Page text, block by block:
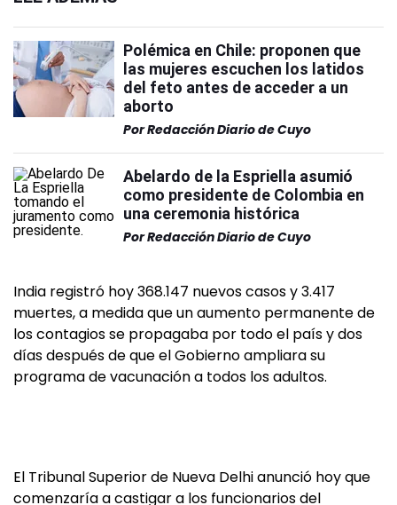
Polémica en Chile: proponen que
las mujeres escuchen los latidos
del feto antes de acceder a un
aborto
PorRedacción Diario de Cuyo
Abelardo de la Espriella asumió
como presidente de Colombia en
una ceremonia histórica
PorRedacción Diario de Cuyo
India registró hoy 368.147 nuevos casos y 3.417
muertes, a medida que un aumento permanente de
los contagios se propagaba por todo el país y dos
días después de que el Gobierno ampliara su
programa de vacunación a todos los adultos.
El Tribunal Superior de Nueva Delhi anunció hoy que
comenzaría a castigar a los funcionarios del